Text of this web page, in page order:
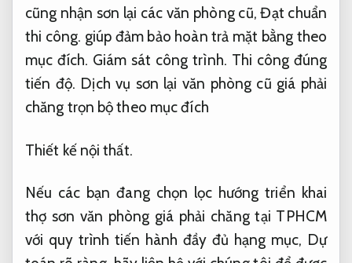
cũng nhận sơn lại các văn phòng cũ,Đạt chuẩn
thi công. giúp đảm bảo hoàn trả mặt bằng theo
mục đích. Giám sát công trình. Thi công đúng
tiến độ. Dịch vụ sơn lại văn phòng cũ giá phải
chăng trọn bộ theo mục đích
Thiết kế nội thất.
Nếu các bạn đang chọn lọc hướng triển khai
thợ sơn văn phòng giá phải chăng tại TPHCM
với quy trình tiến hành đầy đủ hạng mục, Dự